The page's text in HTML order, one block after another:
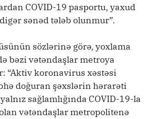
COVID-19 pasportu, yaxud
sənəd tələb olunmur”.
sözlərinə görə, yoxlama
bəzi vətəndaşlar metroya
“Aktiv koronavirus xəstəsi
doğuran şəxslərin hərarəti
sağlamlığında COVID-19-la
vətəndaşlar metropolitenə